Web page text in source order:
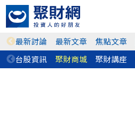
最新討論 最新文章 焦點文章
台股資訊
聚財商城 聚財講座